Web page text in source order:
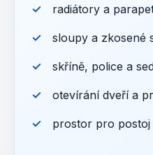
radiátory a
sloupy a zkosené
skříně, police a
otevírání dveří a
prostor pro postoj